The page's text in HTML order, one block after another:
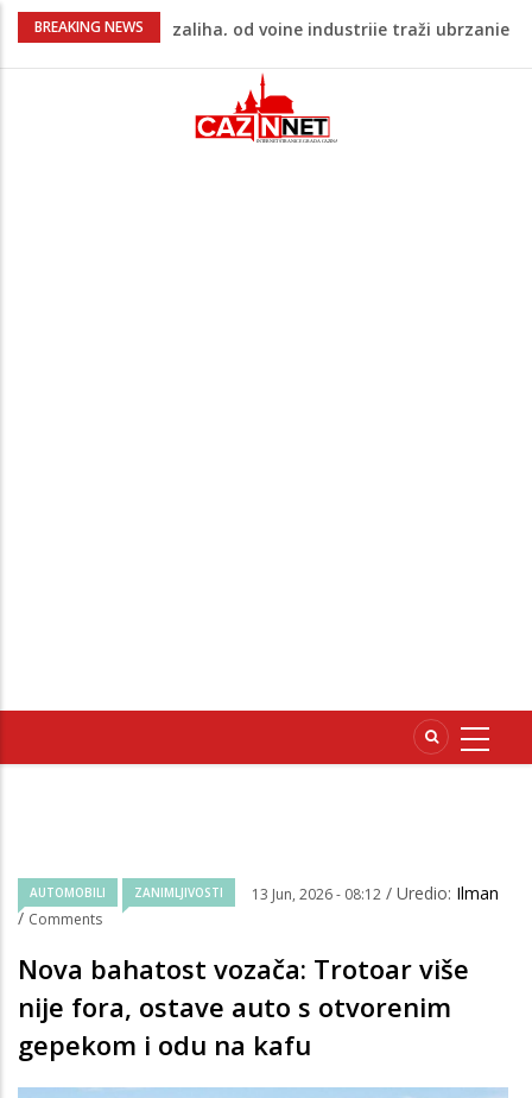
BREAKING NEWS
U FBiH nema jedinstvene evidencije o
godine izrekli 48.000 KM kazni
Temperature danas do 38 stepeni: U
dijelovima BiH moguća kratkotrajna kiša
AUTOMOBILI ZANIMLJIVOSTI 13 Jun, 2026 - 08:12 / Uredio: Ilman
/ Comments
Nova bahatost vozača: Trotoar više
nije fora, ostave auto s otvorenim
gepekom i odu na kafu